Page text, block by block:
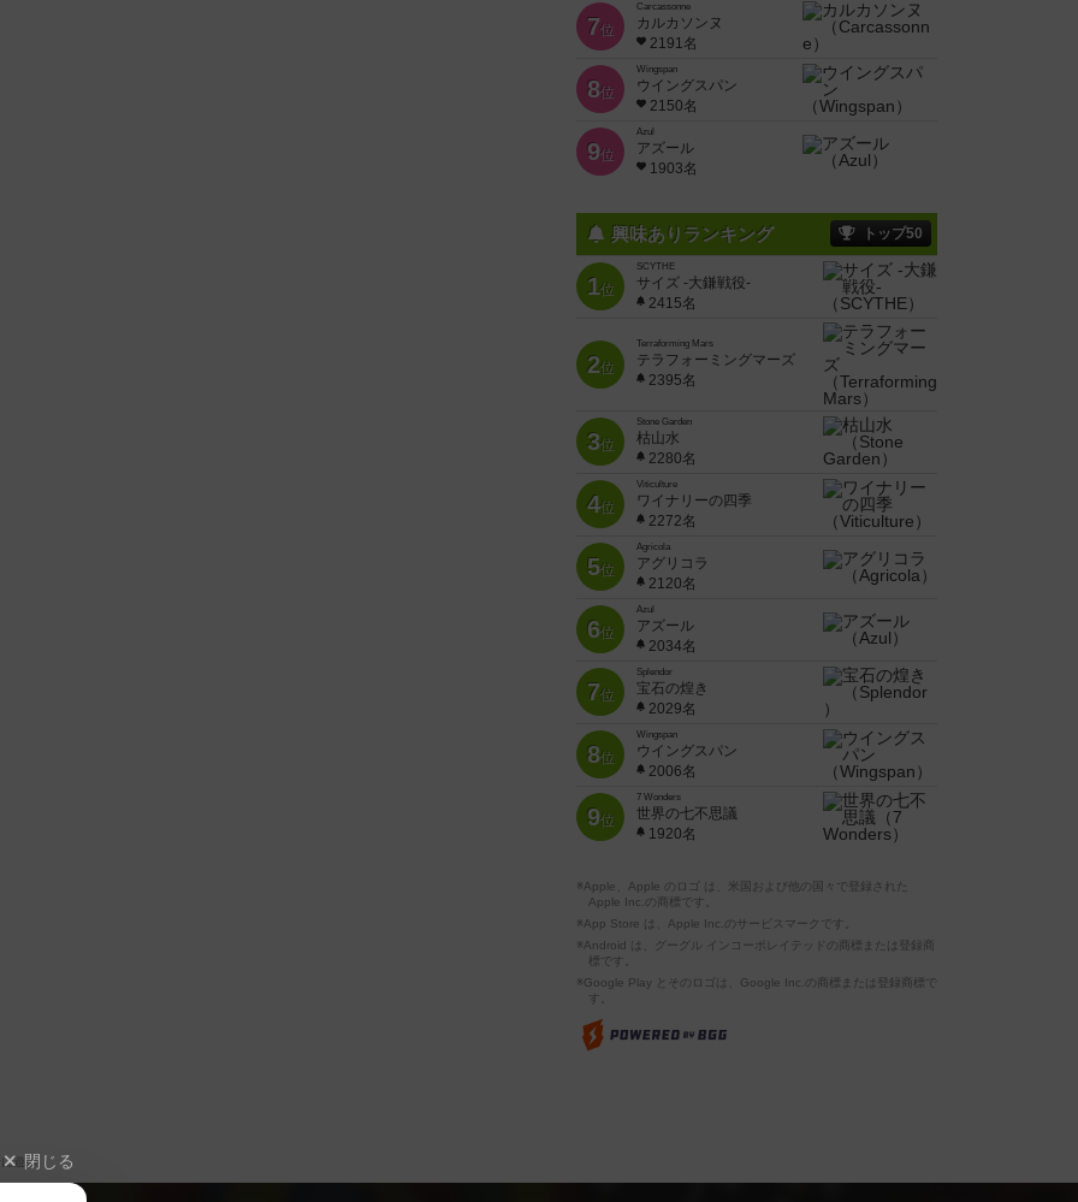
7位
Carcassonne
カルカソンヌ
2191名
8位
Wingspan
ウイングスパン
2150名
9位
Azul
アズール
1903名
興味ありランキング トップ50
1位
SCYTHE
サイズ -大鎌戦役-
2415名
2位
Terraforming Mars
テラフォーミングマーズ
2395名
3位
Stone Garden
枯山水
2280名
4位
Viticulture
ワイナリーの四季
2272名
5位
Agricola
アグリコラ
2120名
6位
Azul
アズール
2034名
7位
Splendor
宝石の煌き
2029名
8位
Wingspan
ウイングスパン
2006名
9位
7 Wonders
世界の七不思議
1920名
※Apple、Apple のロゴ は、米国および他の国々で登録された
Apple Inc.の商標です。
※App Store は、Apple Inc.のサービスマークです。
※Android は、グーグル インコーポレイテッドの商標または登録商
標です。
※Google Play とそのロゴは、Google Inc.の商標または登録商標で
す。
に遊ぶ閉じる